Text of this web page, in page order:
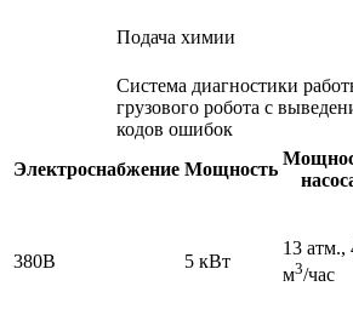
Подача химии
Система диагностики
грузового робота с
кодов ошибок
Электроснабжение Мощность
380В 5 кВт
13 атм.,
м3/час